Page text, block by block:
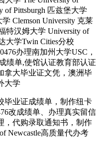
of Pittsburgh 匹兹堡大学
Clemson University 克莱
特汉姆大学 University of
大学Twin Cities分校
办理南加州大学USC，
绩单,使馆认证教育部认证
拿大毕业证文凭，澳洲毕
大学
毕业证成绩单，制作纽卡
改成绩单、办理真实留信
，代购录取通知书，制作
Newcastle高质量代办考